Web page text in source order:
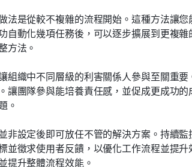
法是從較不複雜的流程開始。這種方法讓
自動化幾項任務後，可以逐步擴展到更複
方法。
組織中不同層級的利害關係人參與至關重
讓團隊參與能培養責任感，並促成更成功
。
非設定後即可放任不管的解決方案。持續
並徵求使用者反饋，以優化工作流程並提
提升整體流程效能。